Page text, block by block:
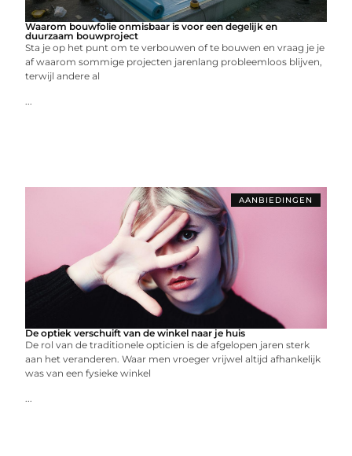
Waarom bouwfolie onmisbaar is voor een degelijk en
duurzaam bouwproject
Sta je op het punt om te verbouwen of te bouwen en vraag je je
af waarom sommige projecten jarenlang probleemloos blijven,
terwijl andere al
...
AANBIEDINGEN
De optiek verschuift van de winkel naar je huis
De rol van de traditionele opticien is de afgelopen jaren sterk
aan het veranderen. Waar men vroeger vrijwel altijd afhankelijk
was van een fysieke winkel
...